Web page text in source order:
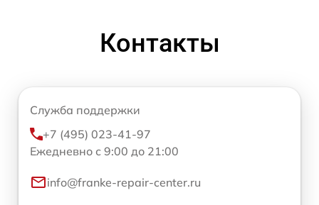
Контакты
Служба поддержки
+7 (495) 023-41-97
Ежедневно с 9:00 до 21:00
info@franke-repair-center.ru